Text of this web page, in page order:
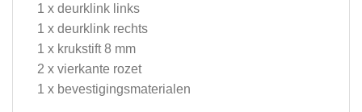
1 x deurklink links
1 x deurklink rechts
1 x krukstift 8 mm
2 x vierkante rozet
1 x bevestigingsmaterialen